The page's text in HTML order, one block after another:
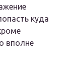
куда
вполне